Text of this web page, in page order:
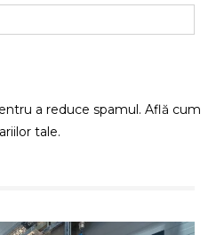
a reduce spamul. Află cum
tale.